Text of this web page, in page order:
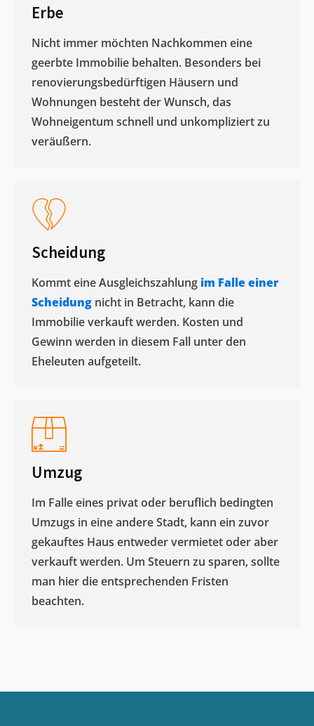
Erbe
Nicht immer möchten Nachkommen eine
geerbte Immobilie behalten. Besonders bei
renovierungsbedürftigen Häusern und
Wohnungen besteht der Wunsch, das
Wohneigentum schnell und unkompliziert zu
veräußern. ​
Scheidung
Kommt eine Ausgleichszahlung im Falle einer
Scheidung nicht in Betracht, kann die
Immobilie verkauft werden. Kosten und
Gewinn werden in diesem Fall unter den
Eheleuten aufgeteilt.​
Umzug
Im Falle eines privat oder beruflich bedingten
Umzugs in eine andere Stadt, kann ein zuvor
gekauftes Haus entweder vermietet oder aber
verkauft werden. Um Steuern zu sparen, sollte
man hier die entsprechenden Fristen
beachten.